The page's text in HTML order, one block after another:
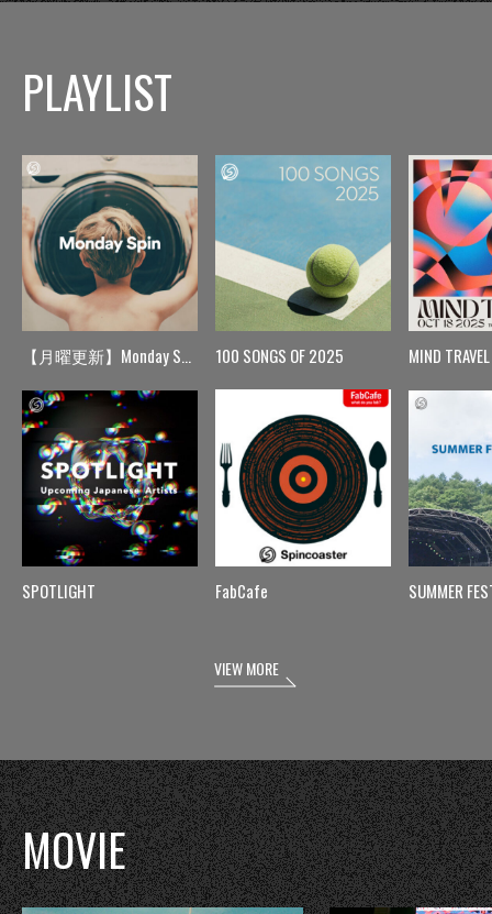
PLAYLIST
【月曜更新】Monday Spin
SPOTLIGHT
100 SONGS OF 2025
FabCafe
MIND TRAVEL
SUMMER
VIEW MORE
MOVIE